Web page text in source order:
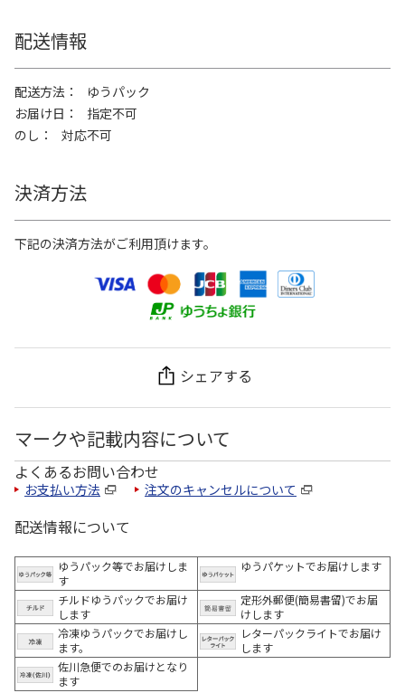
配送情報
配送方法
ゆうパック
お届け日
指定不可
のし
対応不可
決済方法
下記の決済方法がご利用頂けます。
シェアする
マークや記載内容について
よくあるお問い合わせ
お支払い方法 注文のキャンセルについて
配送情報について
ゆうパック等でお届けしま
す
ゆうパケットでお届けします
チルドゆうパックでお届け
します
定形外郵便(簡易書留)でお届
けします
冷凍ゆうパックでお届けし
ます。
レターパックライトでお届け
します
佐川急便でのお届けとなり
ます